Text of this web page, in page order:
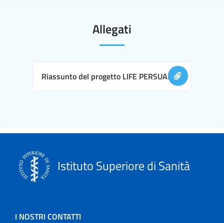
Allegati
Riassunto del progetto LIFE PERSUADED
Istituto Superiore di Sanità
I NOSTRI CONTATTI